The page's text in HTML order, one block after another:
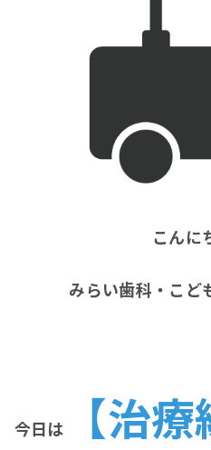
こんに
みらい歯科・こど
今日は 【治療